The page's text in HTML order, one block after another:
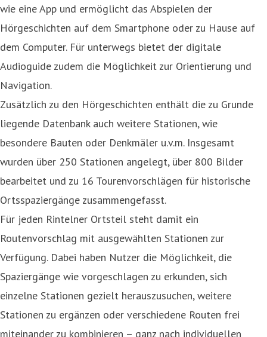
wie eine App und ermöglicht das Abspielen der
Hörgeschichten auf dem Smartphone oder zu Hause auf
dem Computer. Für unterwegs bietet der digitale
Audioguide zudem die Möglichkeit zur Orientierung und
Navigation.
Zusätzlich zu den Hörgeschichten enthält die zu Grunde
liegende Datenbank auch weitere Stationen, wie
besondere Bauten oder Denkmäler u.v.m. Insgesamt
wurden über 250 Stationen angelegt, über 800 Bilder
bearbeitet und zu 16 Tourenvorschlägen für historische
Ortsspaziergänge zusammengefasst.
Für jeden Rintelner Ortsteil steht damit ein
Routenvorschlag mit ausgewählten Stationen zur
Verfügung. Dabei haben Nutzer die Möglichkeit, die
Spaziergänge wie vorgeschlagen zu erkunden, sich
einzelne Stationen gezielt herauszusuchen, weitere
Stationen zu ergänzen oder verschiedene Routen frei
miteinander zu kombinieren – ganz nach individuellen